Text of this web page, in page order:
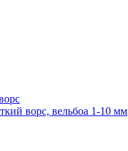
ворс, вельбоа 1-10 мм